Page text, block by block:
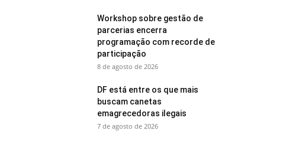
Workshop sobre gestão de
parcerias encerra
programação com recorde de
participação
8 de agosto de 2026
DF está entre os que mais
buscam canetas
emagrecedoras ilegais
7 de agosto de 2026